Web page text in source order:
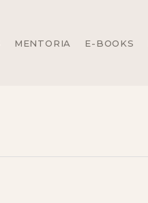
MENTORIA E-BOOKS